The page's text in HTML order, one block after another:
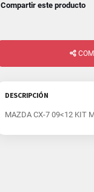
Compartir este producto
DESCRIPCIÓN
MAZDA CX-7 09<12 KIT